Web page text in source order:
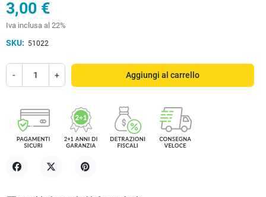
3,00 €
Iva inclusa al 22%
SKU: 51022
- + Aggiungi al carrello